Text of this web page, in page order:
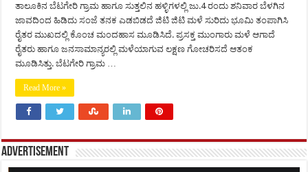
ತಾಲೂಕಿನ ಬೆಟಗೇರಿ ಗ್ರಾಮ ಹಾಗೂ ಸುತ್ತಲಿನ ಹಳ್ಳಿಗಳಲ್ಲಿ ಜು.4 ರಂದು ಶನಿವಾರ ಬೆಳಗಿನ
ಜಾವದಿಂದ ಹಿಡಿದು ಸಂಜೆ ತನಕ ಎಡಬಿಡದೆ ಜಿಟಿ ಜಿಟಿ ಮಳೆ ಸುರಿದು ಭೂಮಿ ತಂಪಾಗಿಸಿ
ರೈತರ ಮುಖದಲ್ಲಿ ಕೊಂಚ ಮಂದಹಾಸ ಮೂಡಿಸಿದೆ. ಪ್ರಸಕ್ತ ಮುಂಗಾರು ಮಳೆ ಆಗಾದೆ
ರೈತರು ಹಾಗೂ ಜನಸಾಮಾನ್ಯರಲ್ಲಿ ಮಳೆಯಾಗುವ ಲಕ್ಷಣ ಗೋಚರಿಸದೆ ಆತಂಕ
ಮೂಡಿಸಿತ್ತು. ಬೆಟಗೇರಿ ಗ್ರಾಮ …
Read More »
Advertisement